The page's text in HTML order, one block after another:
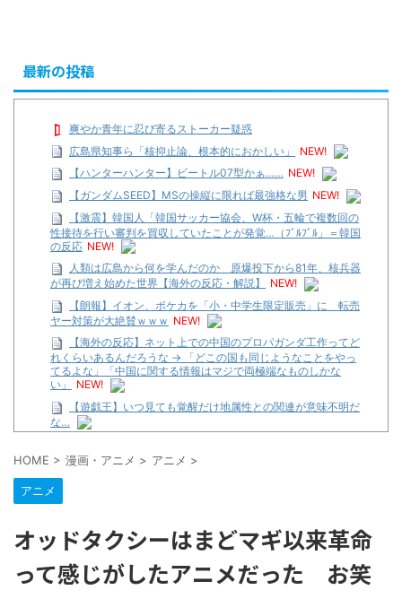
最新の投稿
爽やか青年に忍び寄るストーカー疑惑
広島県知事ら「核抑止論、根本的におかしい」
NEW!
【ハンターハンター】ビートル07型かぁ…… NEW!
【ガンダムSEED】MSの操縦に限れば最強格な男 NEW!
【激震】韓国人「韓国サッカー協会、W杯・五輪で複数回の
性接待を行い審判を買収していたことが発覚…（ﾌﾞﾙﾌﾞﾙ」＝韓国
の反応 NEW!
人類は広島から何を学んだのか 原爆投下から81年、核兵器
が再び増え始めた世界【海外の反応・解説】
NEW!
【朗報】イオン、ポケカを「小・中学生限定販売」に 転売
ヤー対策が大絶賛ｗｗｗ NEW!
【海外の反応】ネット上での中国のプロパガンダ工作ってど
れくらいあるんだろうな → 「どこの国も同じようなことをやっ
てるよな」「中国に関する情報はマジで両極端なものしかな
い」
NEW!
【遊戯王】いつ見ても覚醒だけ地属性との関連が意味不明だ
な…
【遊戯王】いつ見ても覚醒だけ地属性との関連が意味不明だ
な…
題歌歌うよ！
【R-18】真・女神転生 Road to the Transcendence【二次
創作】 第２０話
HOME > 漫画・アニメ > アニメ >
アニメ
オッドタクシーはまどマギ以来革命
って感じがしたアニメだった お笑